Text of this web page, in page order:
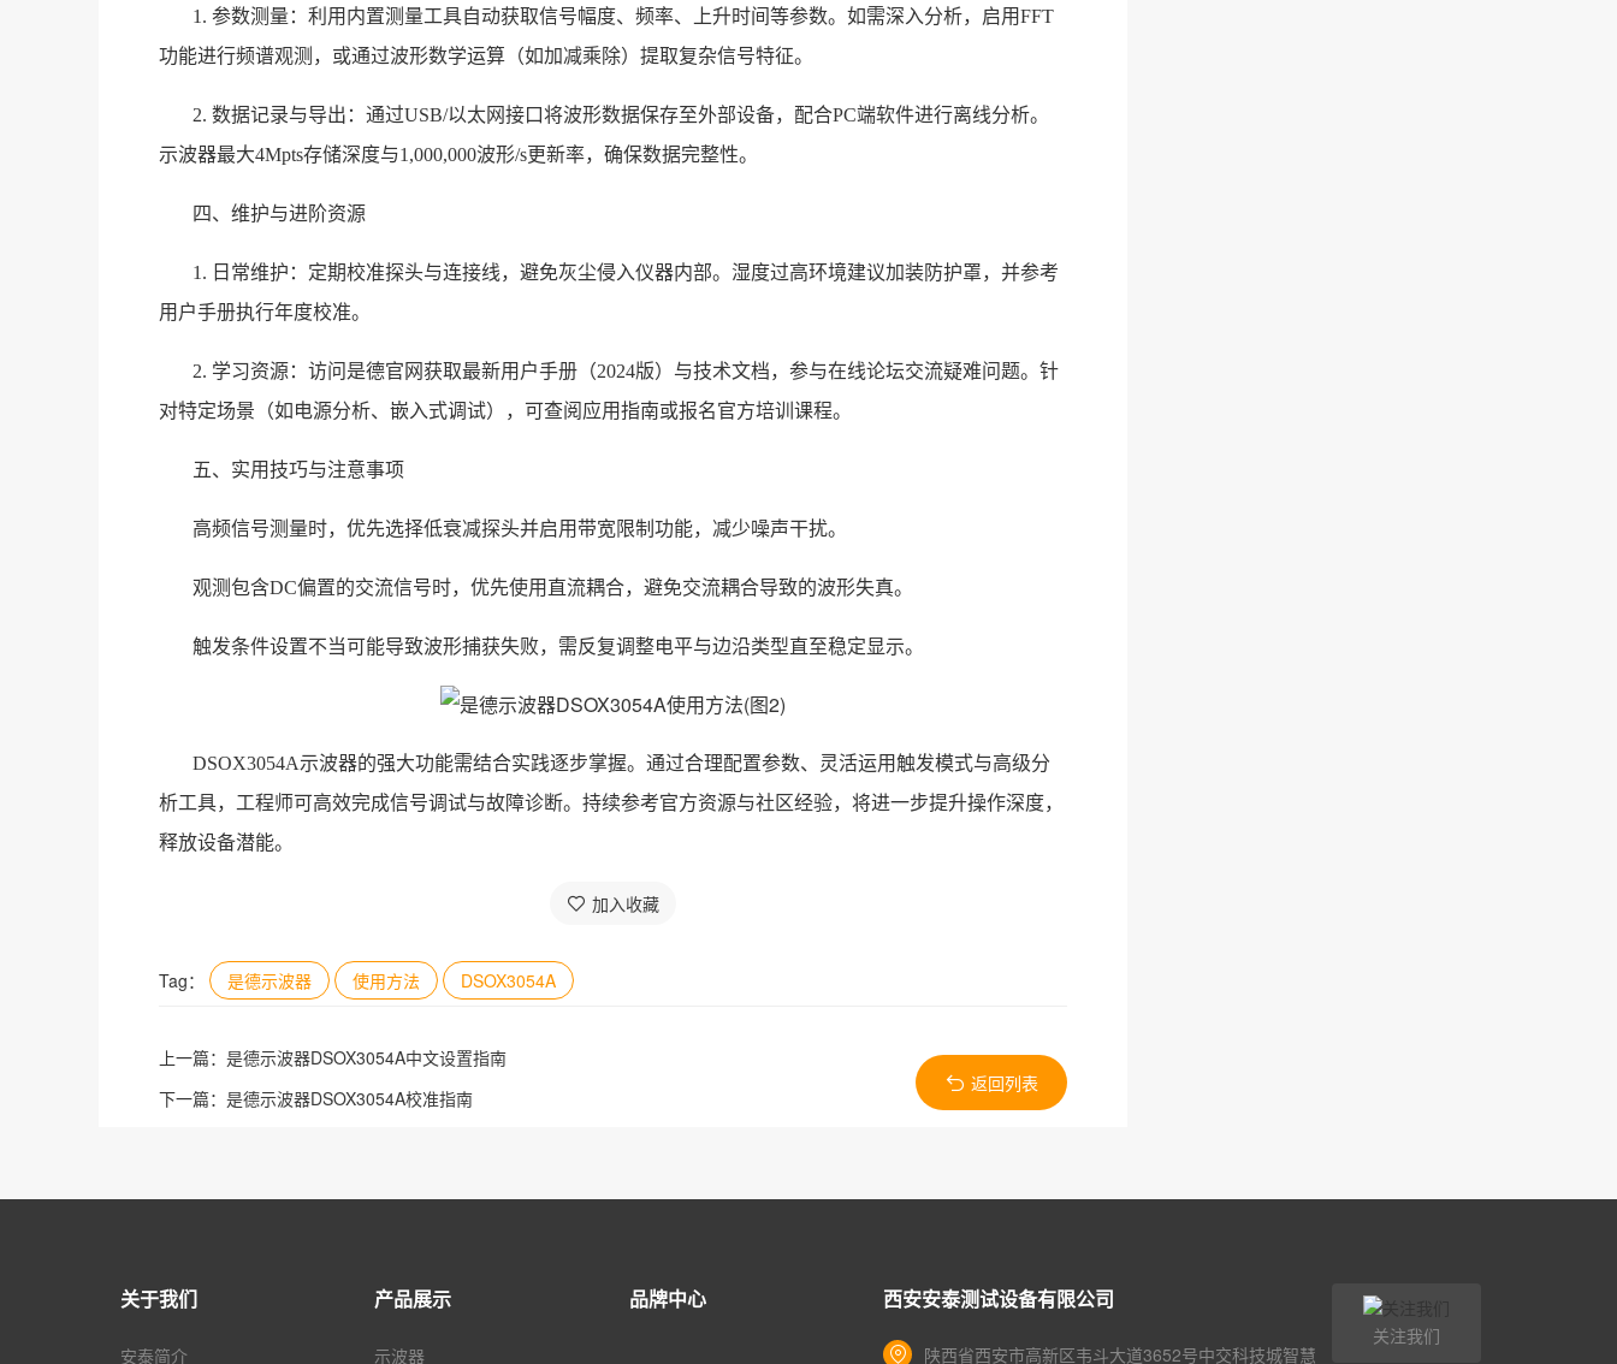
1. 参数测量：利用内置测量工具自动获取信号幅度、频率、上升时间等参数。如需深入分析，启用FFT
功能进行频谱观测，或通过波形数学运算（如加减乘除）提取复杂信号特征。
2. 数据记录与导出：通过USB/以太网接口将波形数据保存至外部设备，配合PC端软件进行离线分析。
示波器最大4Mpts存储深度与1,000,000波形/s更新率，确保数据完整性。
四、维护与进阶资源
1. 日常维护：定期校准探头与连接线，避免灰尘侵入仪器内部。湿度过高环境建议加装防护罩，并参考
用户手册执行年度校准。
2. 学习资源：访问是德官网获取最新用户手册（2024版）与技术文档，参与在线论坛交流疑难问题。针
对特定场景（如电源分析、嵌入式调试），可查阅应用指南或报名官方培训课程。
五、实用技巧与注意事项
高频信号测量时，优先选择低衰减探头并启用带宽限制功能，减少噪声干扰。
观测包含DC偏置的交流信号时，优先使用直流耦合，避免交流耦合导致的波形失真。
触发条件设置不当可能导致波形捕获失败，需反复调整电平与边沿类型直至稳定显示。
DSOX3054A示波器的强大功能需结合实践逐步掌握。通过合理配置参数、灵活运用触发模式与高级分
析工具，工程师可高效完成信号调试与故障诊断。持续参考官方资源与社区经验，将进一步提升操作深度，
释放设备潜能。
加入收藏
Tag： 是德示波器 使用方法 DSOX3054A
上一篇： 是德示波器DSOX3054A中文设置指南
下一篇： 是德示波器DSOX3054A校准指南
返回列表
关于我们
安泰简介
产品展示
示波器
品牌中心 西安安泰测试设备有限公司
陕西省西安市高新区韦斗大道3652号中交科技城智慧
关注我们